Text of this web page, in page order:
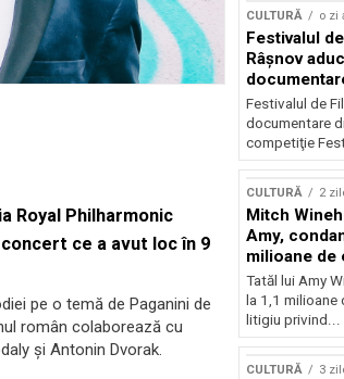
Royal Philharmonic
ce a avut loc în 9
pe o temă de Paganini de
român colaborează cu
şi Antonin Dvorak.
CULTURĂ o zi
Festivalul
Râşnov
premieră
Festivalul de
documentare
competiţie
CULTURĂ 2
Mitch
Amy,
milioane de
litigiu
Tatăl lui Amy
la 1,1 milioane
litigiu privind...
CULTURĂ 3